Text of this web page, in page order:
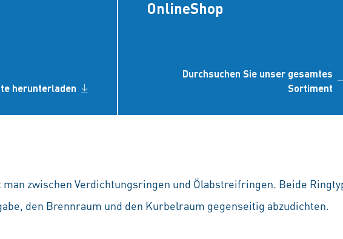
herunterladen
OnlineShop
Durchsuchen Sie unser gesamtes
Sortiment
zwischen Verdichtungsringen und Ölabstreifringen. Beide
den Brennraum und den Kurbelraum gegenseitig abzudichten.